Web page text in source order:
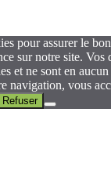
pour assurer le
sur notre site. Vos
et ne sont en aucun
navigation, vous
Refuser